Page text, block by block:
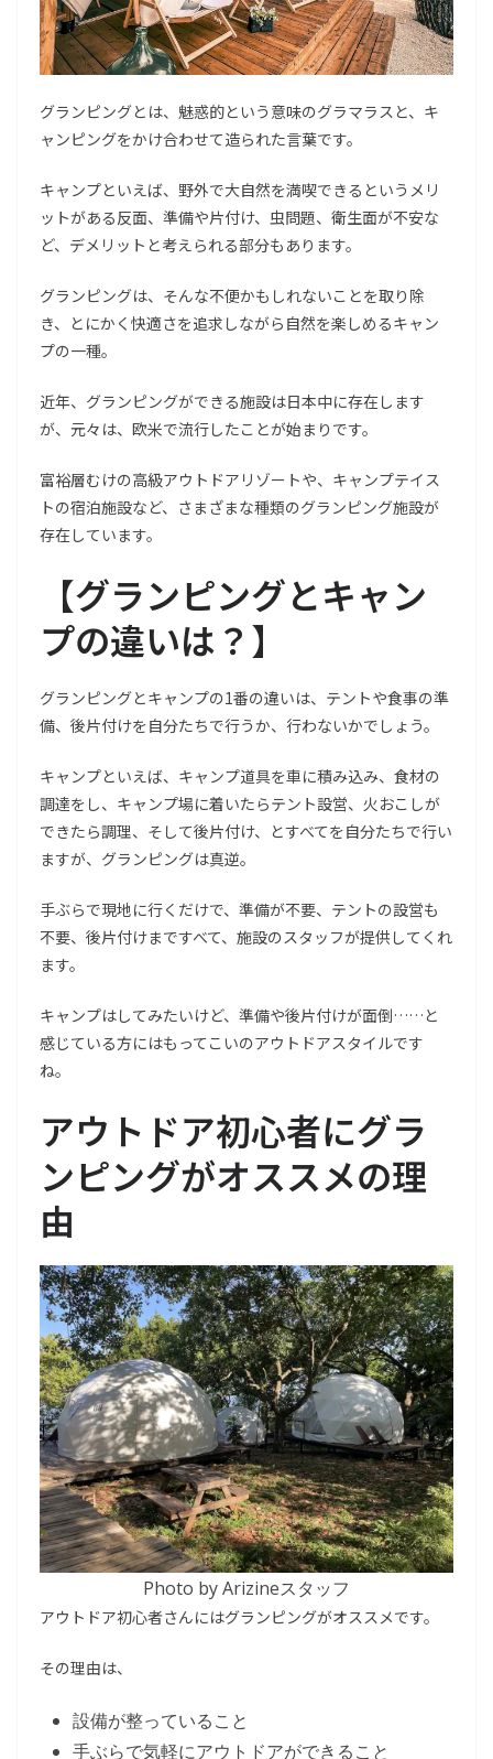
グランピングとは、魅惑的という意味のグラマラスと、キ
ャンピングをかけ合わせて造られた言葉です。
キャンプといえば、野外で大自然を満喫できるというメリ
ットがある反面、準備や片付け、虫問題、衛生面が不安な
ど、デメリットと考えられる部分もあります。
グランピングは、そんな不便かもしれないことを取り除
き、とにかく快適さを追求しながら自然を楽しめるキャン
プの一種。
近年、グランピングができる施設は日本中に存在します
が、元々は、欧米で流行したことが始まりです。
富裕層むけの高級アウトドアリゾートや、キャンプテイス
トの宿泊施設など、さまざまな種類のグランピング施設が
存在しています。
【グランピングとキャン
プの違いは？】
グランピングとキャンプの1番の違いは、テントや食事の準
備、後片付けを自分たちで行うか、行わないかでしょう。
キャンプといえば、キャンプ道具を車に積み込み、食材の
調達をし、キャンプ場に着いたらテント設営、火おこしが
できたら調理、そして後片付け、とすべてを自分たちで行い
ますが、グランピングは真逆。
手ぶらで現地に行くだけで、準備が不要、テントの設営も
不要、後片付けまですべて、施設のスタッフが提供してくれ
ます。
キャンプはしてみたいけど、準備や後片付けが面倒……と
感じている方にはもってこいのアウトドアスタイルです
ね。
アウトドア初心者にグラ
ンピングがオススメの理
由
Photo by Arizineスタッフ
アウトドア初心者さんにはグランピングがオススメです。
その理由は、
設備が整っていること
手ぶらで気軽にアウトドアができること